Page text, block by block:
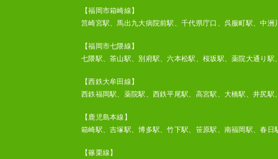
【福岡市箱崎線】
筥崎宮駅、馬出九大病院前駅、千代県庁口、呉服町駅、中洲
【福岡市七隈線】
七隈駅、茶山駅、別府駅、六本松駅、桜坂駅、薬院大通り駅
【西鉄大牟田線】
西鉄福岡駅、薬院駅、西鉄平尾駅、高宮駅、大橋駅、井尻駅
【鹿児島本線】
箱崎駅、吉塚駅、博多駅、竹下駅、笹原駅、南福岡駅、春日
【篠栗線】